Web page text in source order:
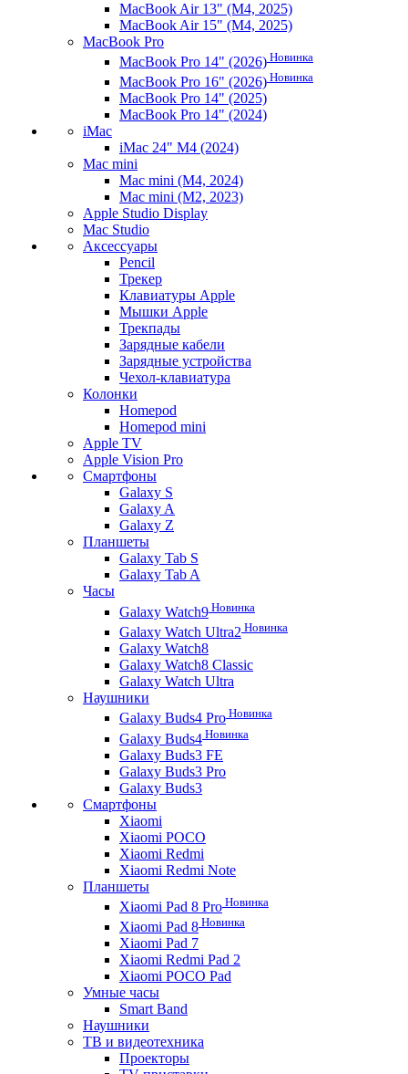
MacBook Air 13" (M4, 2025)
MacBook Air 15" (M4, 2025)
MacBook Pro
MacBook Pro 14" (2026) Новинка
MacBook Pro 16" (2026) Новинка
MacBook Pro 14" (2025)
MacBook Pro 14" (2024)
iMac
iMac 24" M4 (2024)
Mac mini
Mac mini (M4, 2024)
Mac mini (M2, 2023)
Apple Studio Display
Mac Studio
Аксессуары
Pencil
Трекер
Клавиатуры Apple
Мышки Apple
Трекпады
Зарядные кабели
Зарядные устройства
Чехол-клавиатура
Колонки
Homepod
Homepod mini
Apple TV
Apple Vision Pro
Смартфоны
Galaxy S
Galaxy A
Galaxy Z
Планшеты
Galaxy Tab S
Galaxy Tab A
Часы
Galaxy Watch9 Новинка
Galaxy Watch Ultra2 Новинка
Galaxy Watch8
Galaxy Watch8 Classic
Galaxy Watch Ultra
Наушники
Galaxy Buds4 Pro Новинка
Galaxy Buds4 Новинка
Galaxy Buds3 FE
Galaxy Buds3 Pro
Galaxy Buds3
Смартфоны
Xiaomi
Xiaomi POCO
Xiaomi Redmi
Xiaomi Redmi Note
Планшеты
Xiaomi Pad 8 Pro Новинка
Xiaomi Pad 8 Новинка
Xiaomi Pad 7
Xiaomi Redmi Pad 2
Xiaomi POCO Pad
Умные часы
Smart Band
Наушники
ТВ и видеотехника
Проекторы